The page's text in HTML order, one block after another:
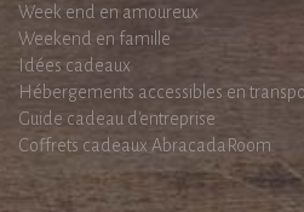
Week end en amoureux
Weekend en famille
Idées cadeaux
Hébergements accessibles en
Guide cadeau d'entreprise
Coffrets cadeaux AbracadaRoom